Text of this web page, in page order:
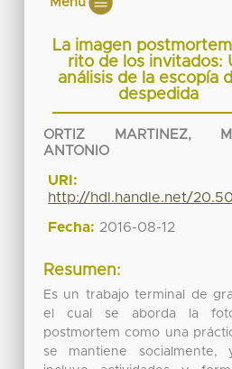
La imagen
rito de los invitados:
análisis de la escopía
despedida
ORTIZ MARTINEZ,
ANTONIO
URI:
http://hdl.handle.net/
Fecha: 2016-08-12
Resumen:
Es un trabajo terminal de
el cual se aborda la
postmortem como una
se mantiene socialmente,